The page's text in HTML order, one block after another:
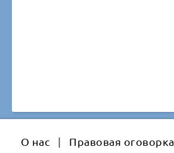
О нас | Правовая оговорка